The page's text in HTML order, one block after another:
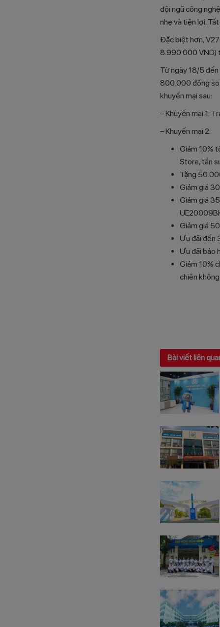
đội ngũ công
nhẹ và tiện lợi.
Đặc biệt hơn,
8.990.000 VND)
Từ ngày 18/5
800.000 đồng so
khuyến mại sau:
– Khuyến mại 1:
– Khuyến mại 2:
Giảm 10%
Store, tần
Tặng
Giảm giá
Giảm giá
Giảm giá
Ưu đãi đến
Ưu đãi bảo
Giảm 10%
chiên
Bài viết liên